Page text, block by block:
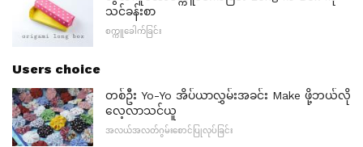
သင်ခန်းစာ
စက္ကူခေါက်ခြင်း
Users choice
တစ်ဦး Yo-Yo အိပ်ယာလွှမ်းအခင်း Make ဖို့ဘယ်လို
လေ့လာသင်ယူ
အလယ်အလတ်ဂွမ်းစောင်ပြုလုပ်ခြင်း